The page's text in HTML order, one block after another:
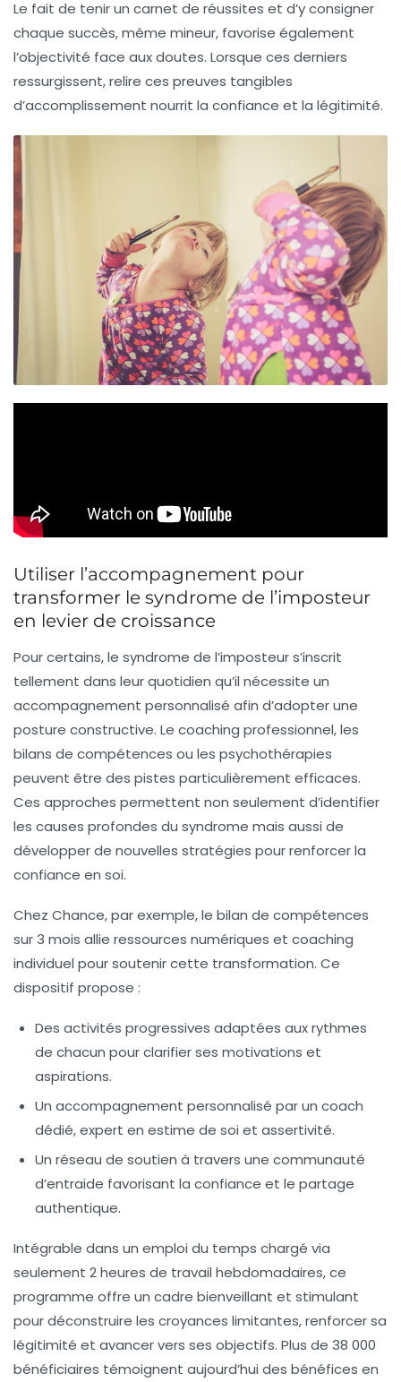
Le fait de tenir un carnet de réussites et d’y consigner
chaque succès, même mineur, favorise également
l’objectivité face aux doutes. Lorsque ces derniers
ressurgissent, relire ces preuves tangibles
d’accomplissement nourrit la confiance et la légitimité.
Utiliser l’accompagnement pour
transformer le syndrome de l’imposteur
en levier de croissance
Pour certains, le syndrome de l’imposteur s’inscrit
tellement dans leur quotidien qu’il nécessite un
accompagnement personnalisé afin d’adopter une
posture constructive. Le coaching professionnel, les
bilans de compétences ou les psychothérapies
peuvent être des pistes particulièrement efficaces.
Ces approches permettent non seulement d’identifier
les causes profondes du syndrome mais aussi de
développer de nouvelles stratégies pour renforcer la
confiance en soi.
Chez Chance, par exemple, le bilan de compétences
sur 3 mois allie ressources numériques et coaching
individuel pour soutenir cette transformation. Ce
dispositif propose :
Des activités progressives adaptées aux rythmes
de chacun pour clarifier ses motivations et
aspirations.
Un accompagnement personnalisé par un coach
dédié, expert en estime de soi et assertivité.
Un réseau de soutien à travers une communauté
d’entraide favorisant la confiance et le partage
authentique.
Intégrable dans un emploi du temps chargé via
seulement 2 heures de travail hebdomadaires, ce
programme offre un cadre bienveillant et stimulant
pour déconstruire les croyances limitantes, renforcer sa
légitimité et avancer vers ses objectifs. Plus de 38 000
bénéficiaires témoignent aujourd’hui des bénéfices en